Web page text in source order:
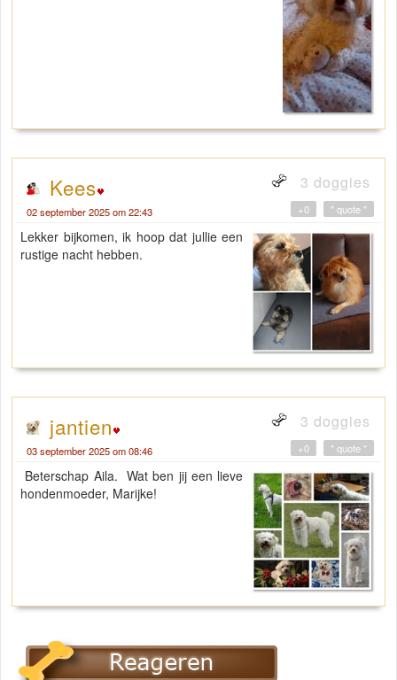
Kees 3 doggies
02 september 2025 om 22:43 " quote "
+0
Lekker bijkomen, ik hoop dat jullie een
rustige nacht hebben.
jantien 3 doggies
03 september 2025 om 08:46 " quote "
+0
Beterschap Aila. Wat ben jij een lieve
hondenmoeder, Marijke!